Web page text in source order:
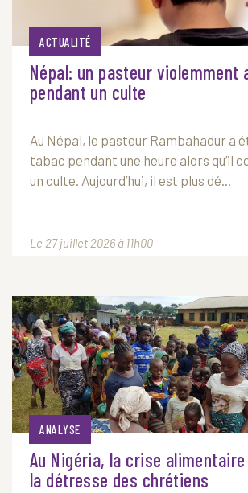
ACTUALITÉ
Népal: un pasteur violemment
pendant un culte
Au Népal, le pasteur Rambahadur a
tabac pendant une heure alors qu’il
un culte. Aujourd’hui, il est plus dé...
Le 27 juillet 2026 à 11h00
ANALYSE
Au Nigéria, la crise
la détresse des chrétiens